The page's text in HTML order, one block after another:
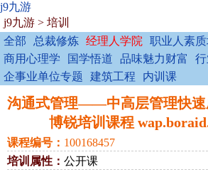
j9九游
j9九游 > 培训
全部
总裁修炼 经理人学院 职业人素质
商用心理学
国学悟道 品味魅力财富
行
企事业单位专题
建筑工程 内训课
沟通式管理——中高层管理快速
博锐培训课程
课程编号： 100168457
培训属性： 公开课